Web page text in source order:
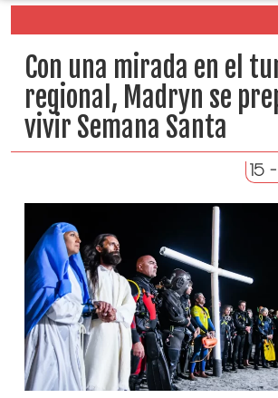
Con una mirada en el
regional, Madryn se
vivir Semana Santa
15